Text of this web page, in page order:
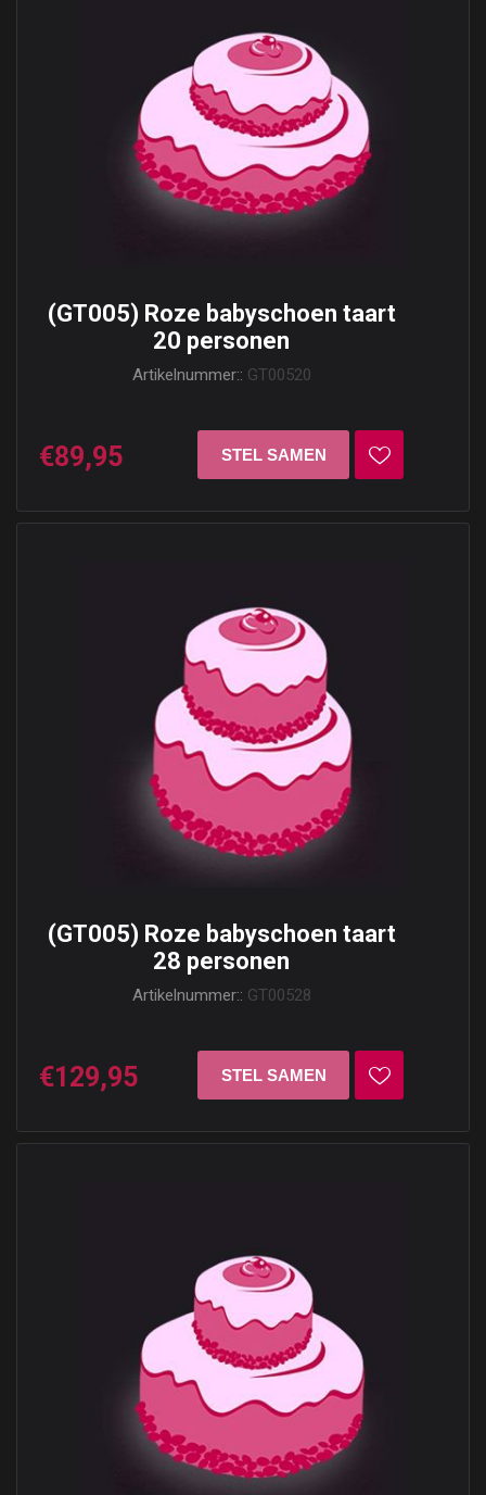
(GT005) Roze babyschoen taart
20 personen
Artikelnummer:: GT00520
€89,95
(GT005) Roze babyschoen taart
28 personen
Artikelnummer:: GT00528
€129,95